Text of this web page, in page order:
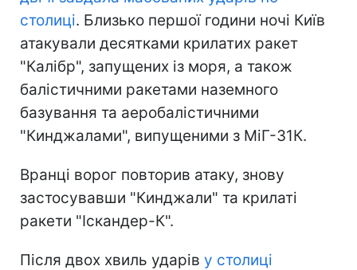
столиці. Близько першої години ночі Київ
атакували десятками крилатих ракет
"Калібр", запущених із моря, а також
балістичними ракетами наземного
базування та аеробалістичними
"Кинджалами", випущеними з МіГ-31К.
Вранці ворог повторив атаку, знову
застосувавши "Кинджали" та крилаті
ракети "Іскандер-К".
Після двох хвиль ударів у столиці